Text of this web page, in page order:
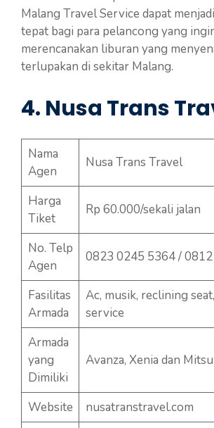
Malang Travel Service dapat
tepat bagi para pelancong yang
merencanakan liburan yang
terlupakan di sekitar Malang.
4. Nusa Trans
Nama
Agen
Nusa Trans Travel
Harga
Tiket
Rp 60.000/sekali jalan
No. Telp
Agen
0823 0245 5364 /
Fasilitas
Armada
Ac, musik, reclining
service
Armada
yang
Dimiliki
Avanza, Xenia dan
Website nusatranstravel.com